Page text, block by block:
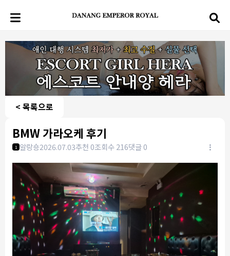
< 목록으로
BMW 가라오케 후기
1 알랑숑2026.07.03추천 0조회수 216댓글 0